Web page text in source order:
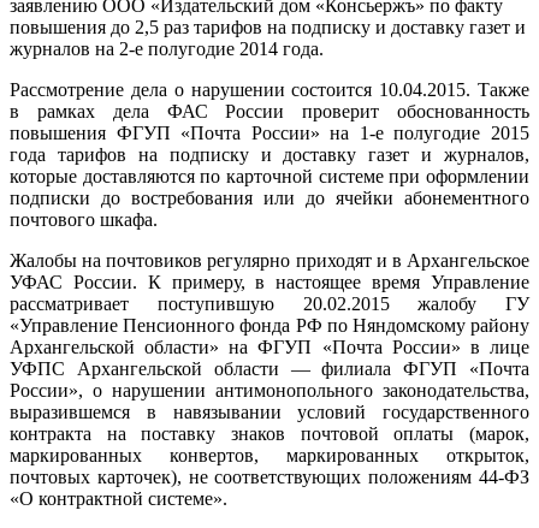
заявлению ООО «Издательский дом «Консьержъ» по факту
повышения до 2,5 раз тарифов на подписку и доставку газет и
журналов на 2-е полугодие 2014 года.
Рассмотрение дела о нарушении состоится 10.04.2015. Также
в рамках дела ФАС России проверит обоснованность
повышения ФГУП «Почта России» на 1-е полугодие 2015
года тарифов на подписку и доставку газет и журналов,
которые доставляются по карточной системе при оформлении
подписки до востребования или до ячейки абонементного
почтового шкафа.
Жалобы на почтовиков регулярно приходят и в Архангельское
УФАС России. К примеру, в настоящее время Управление
рассматривает поступившую 20.02.2015 жалобу ГУ
«Управление Пенсионного фонда РФ по Няндомскому району
Архангельской области» на ФГУП «Почта России» в лице
УФПС Архангельской области — филиала ФГУП «Почта
России», о нарушении антимонопольного законодательства,
выразившемся в навязывании условий государственного
контракта на поставку знаков почтовой оплаты (марок,
маркированных конвертов, маркированных открыток,
почтовых карточек), не соответствующих положениям 44-ФЗ
«О контрактной системе».